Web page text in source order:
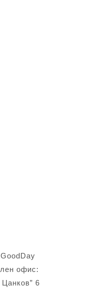
офис:
6